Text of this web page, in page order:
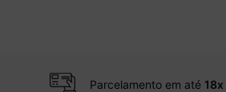
Parcelamento em até